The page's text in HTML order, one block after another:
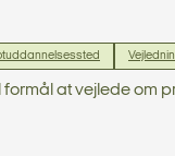
formål at vejlede om